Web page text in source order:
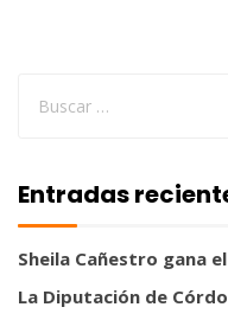
Entradas
Sheila Cañestro gana
La Diputación de